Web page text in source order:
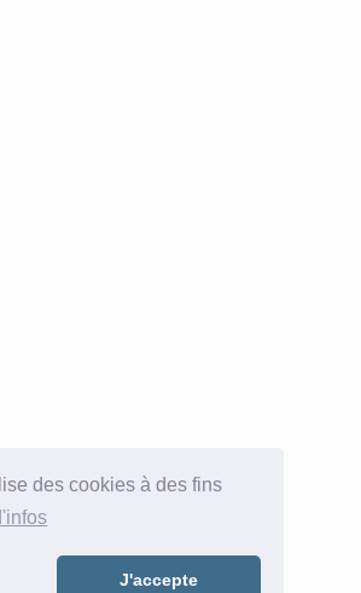
des cookies à des fins
J'accepte